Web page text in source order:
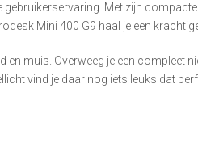
gebruikerservaring. Met zijn
Mini 400 G9 haal je een
en muis. Overweeg je een
vind je daar nog iets leuks dat